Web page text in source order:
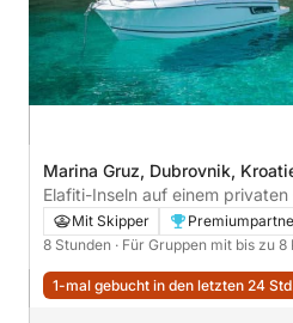
Marina Gruz, Dubrovnik,
Elafiti-Inseln auf einem
dem Boot ab Dubrovnik
Mit Skipper
8 Stunden · Für Gruppen mit bis zu 8
1-mal gebucht in den letzten 24